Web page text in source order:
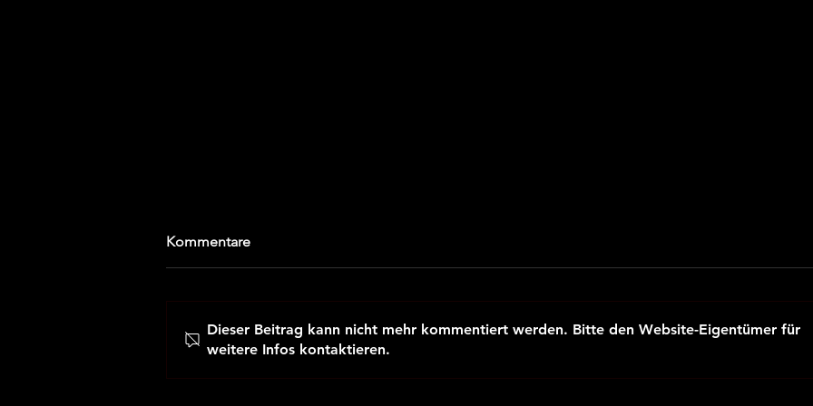
Kommentare
Dieser Beitrag kann nicht mehr kommentiert werden. Bitte den Website-Eigentümer für
weitere Infos kontaktieren.